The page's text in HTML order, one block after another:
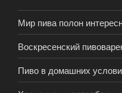
Мир пива полон
Воскресенский
Пиво в домашних